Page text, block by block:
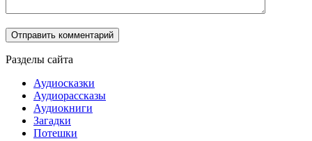
Разделы сайта
Аудиосказки
Аудиорассказы
Аудиокниги
Загадки
Потешки